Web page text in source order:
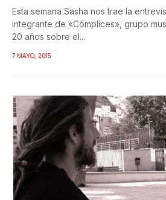
Esta semana Sasha nos trae la
integrante de «Cómplices», grupo
20 años sobre el...
7 MAYO, 2015